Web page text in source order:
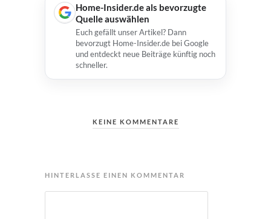
Home-Insider.de als bevorzugte
Quelle auswählen
Euch gefällt unser Artikel? Dann
bevorzugt Home-Insider.de bei Google
und entdeckt neue Beiträge künftig noch
schneller.
KEINE KOMMENTARE
HINTERLASSE EINEN KOMMENTAR